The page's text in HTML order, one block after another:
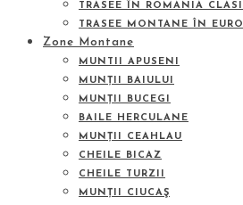
TRASEE ÎN ROMÂNIA
TRASEE MONTANE ÎN
Zone Montane
MUNTII APUSENI
MUNȚII BAIULUI
MUNȚII BUCEGI
BAILE HERCULANE
MUNȚII CEAHLAU
CHEILE BICAZ
CHEILE TURZII
MUNȚII CIUCAŞ